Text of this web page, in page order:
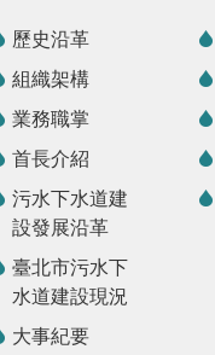
歷史沿革
組織架構
業務職掌
首長介紹
污水下水道建
設發展沿革
臺北市污水下
水道建設現況
大事紀要